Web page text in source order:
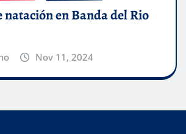
natación en Banda del Rio
Nov 11, 2024